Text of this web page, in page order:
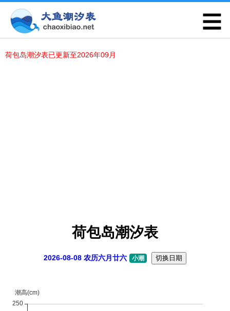
荷包岛潮汐表已更新至2026年09月
荷包岛潮汐表
2026-08-08 农历六月廿六 小潮 切换日期